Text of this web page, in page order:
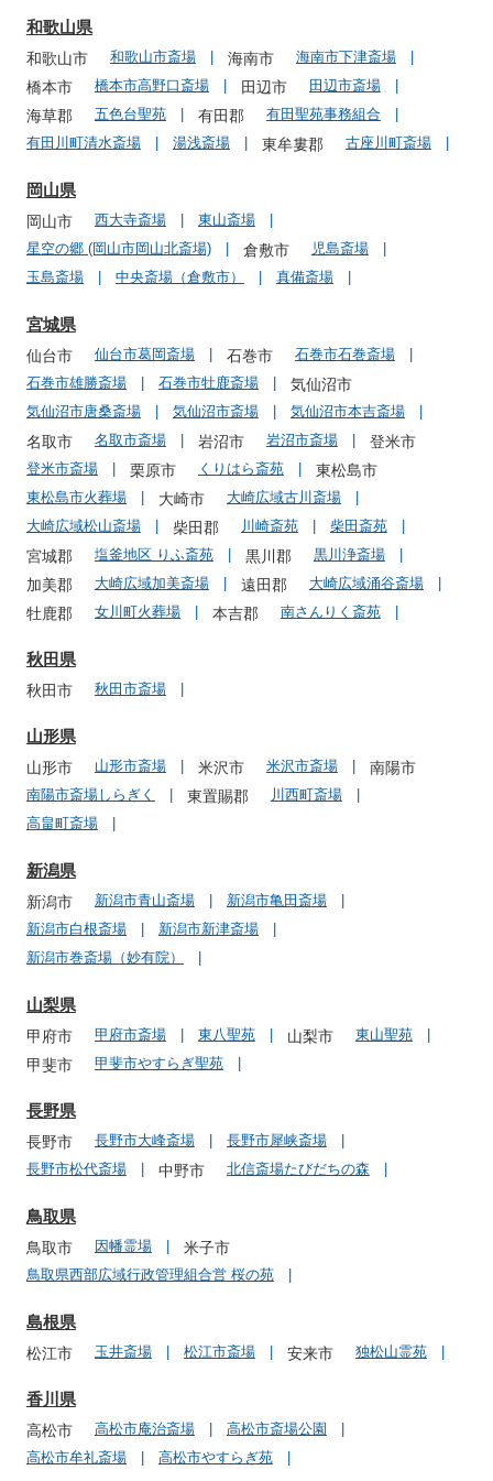
和歌山県
和歌山市 和歌山市斎場 海南市 海南市下津斎場
橋本市 橋本市高野口斎場 田辺市 田辺市斎場
海草郡 五色台聖苑 有田郡
有田聖苑事務組合
有田川町清水斎場
湯浅斎場 東牟婁郡 古座川町斎場
岡山県
岡山市 西大寺斎場
東山斎場
星空の郷 (岡山市岡山北斎場)
倉敷市
児島斎場
玉島斎場
中央斎場（倉敷市） 真備斎場
宮城県
仙台市 仙台市葛岡斎場 石巻市
石巻市石巻斎場
石巻市雄勝斎場
石巻市牡鹿斎場 気仙沼市
気仙沼市唐桑斎場 気仙沼市斎場 気仙沼市本吉斎場
名取市 名取市斎場 岩沼市 岩沼市斎場 登米市
登米市斎場 栗原市 くりはら斎苑 東松島市
東松島市火葬場 大崎市
大崎広域古川斎場
大崎広域松山斎場
柴田郡 川崎斎苑 柴田斎苑
宮城郡 塩釜地区 りふ斎苑 黒川郡 黒川浄斎場
加美郡 大崎広域加美斎場 遠田郡 大崎広域涌谷斎場
牡鹿郡 女川町火葬場 本吉郡 南さんりく斎苑
秋田県
秋田市 秋田市斎場
山形県
山形市 山形市斎場 米沢市 米沢市斎場 南陽市
南陽市斎場しらぎく 東置賜郡
川西町斎場
高畠町斎場
新潟県
新潟市 新潟市青山斎場
新潟市亀田斎場
新潟市白根斎場
新潟市新津斎場
新潟市巻斎場（妙有院）
山梨県
甲府市 甲府市斎場 東八聖苑 山梨市 東山聖苑
甲斐市 甲斐市やすらぎ聖苑
長野県
長野市 長野市大峰斎場
長野市犀峡斎場
長野市松代斎場
中野市 北信斎場たびだちの森
鳥取県
鳥取市 因幡霊場 米子市
鳥取県西部広域行政管理組合営 桜の苑
島根県
松江市 玉井斎場 松江市斎場 安来市 独松山霊苑
香川県
高松市 高松市庵治斎場
高松市斎場公園
高松市牟礼斎場
高松市やすらぎ苑